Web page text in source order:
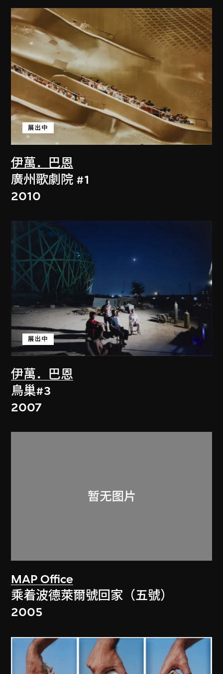
伊萬．巴恩
展出中
廣州歌劇院 #1
2010
伊萬．巴恩
展出中
鳥巢#3
2007
MAP Office
乘着波德萊爾號回家（五號）
2005